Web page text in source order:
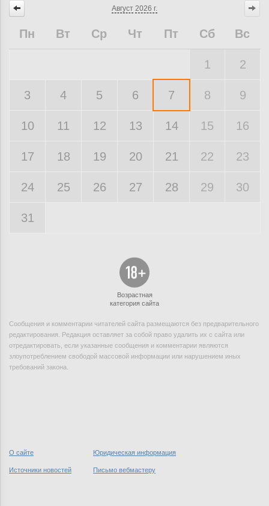
Август 2026 г.
Пн Вт Ср Чт Пт Сб Вс
1 2
3 4 5 6 7 8 9
10 11 12 13 14 15 16
17 18 19 20 21 22 23
24 25 26 27 28 29 30
31
Возрастная
категория сайта
Сообщения и комментарии читателей сайта размещаются без предварительного
редактирования. Редакция оставляет за собой право удалить их с сайта или
отредактировать, если указанные сообщения и комментарии являются
злоупотреблением свободой массовой информации или нарушением иных
требований закона.
О сайте Юридическая информация
Источники новостей Письмо вебмастеру